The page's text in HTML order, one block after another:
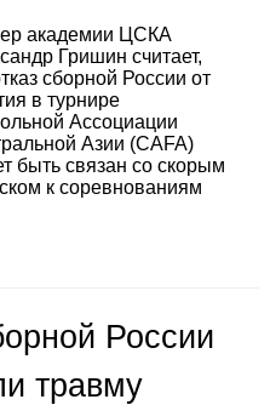
академии ЦСКА
Гришин считает,
сборной России от
в турнире
Ассоциации
Азии (CAFA)
быть связан со скорым
к соревнованиям
России
травму